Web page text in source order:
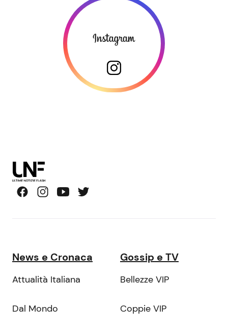
News e Cronaca
Attualità Italiana
Dal Mondo
Gossip e TV
Bellezze VIP
Coppie VIP